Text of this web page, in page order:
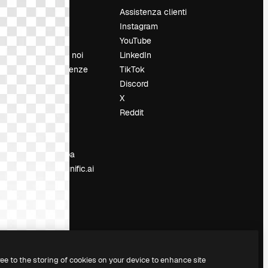
Chi siamo
Lavora con noi
Cerca tendenze
Blog
Sala stampa
Cerchi magnific.ai
Assistenza clienti
Instagram
YouTube
LinkedIn
TikTok
Discord
X
Reddit
to the storing of cookies on your device to enhance site